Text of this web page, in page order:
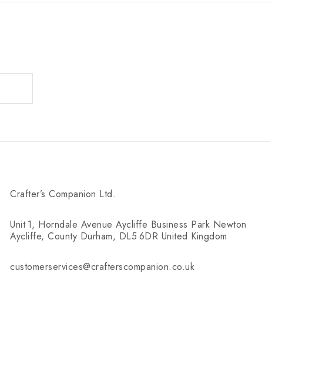
Crafter’s Companion Ltd.
Unit 1, Horndale Avenue Aycliffe Business Park Newton
Aycliffe, County Durham, DL5 6DR United Kingdom
customerservices@crafterscompanion.co.uk